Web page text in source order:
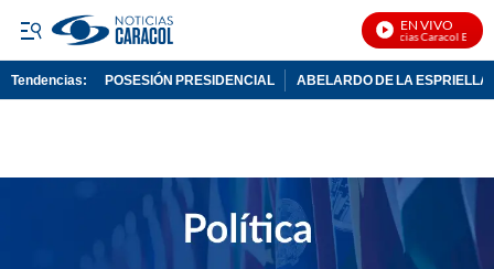
EN VIVO
Noticias Caracol En Vivo
Tendencias: POSESIÓN PRESIDENCIAL ABELARDO DE LA ESPRIELLA